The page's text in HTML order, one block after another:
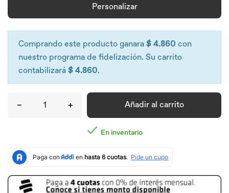
Personalizar
Comprando este producto ganara $ 4.860 con
nuestro programa de fidelización. Su carrito
contabilizará $ 4.860.
– + Añadir al carrito
 En inventario